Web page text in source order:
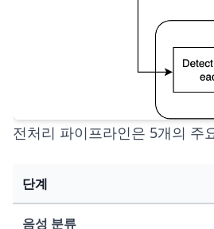
전처리 파이프라인은 5개의 주
단계
음성 분류